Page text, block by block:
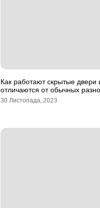
Как работают скрытые двери
отличаются от обычных
30 Листопада, 2023